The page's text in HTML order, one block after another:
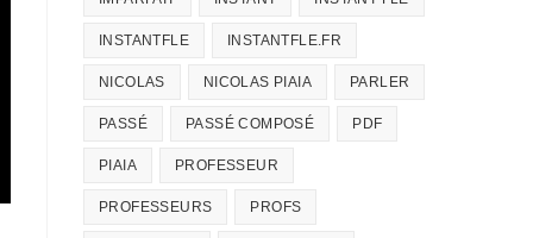
INSTANTFLE INSTANTFLE.FR
NICOLAS NICOLAS PIAIA PARLER
PASSÉ PASSÉ COMPOSÉ PDF
PIAIA PROFESSEUR
PROFESSEURS PROFS